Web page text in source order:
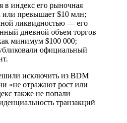
в индекс его рыночная
или превышает $10 млн;
ликвидностью — его
дневной объем торгов
минимум $100 000;
официальный
исключить из BDM
«не отражают рост или
также не попали
транзакций